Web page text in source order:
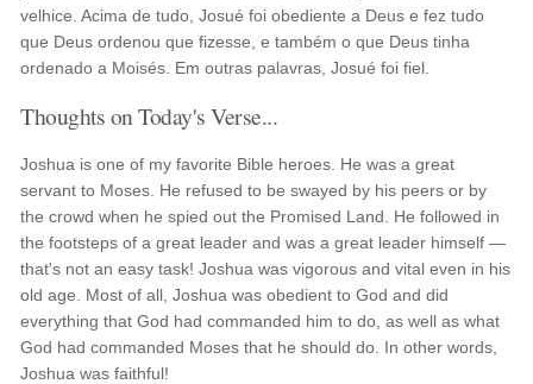
velhice. Acima de tudo, Josué foi obediente a Deus e fez tudo
que Deus ordenou que fizesse, e também o que Deus tinha
ordenado a Moisés. Em outras palavras, Josué foi fiel.
Thoughts on Today's Verse...
Joshua is one of my favorite Bible heroes. He was a great
servant to Moses. He refused to be swayed by his peers or by
the crowd when he spied out the Promised Land. He followed in
the footsteps of a great leader and was a great leader himself —
that's not an easy task! Joshua was vigorous and vital even in his
old age. Most of all, Joshua was obedient to God and did
everything that God had commanded him to do, as well as what
God had commanded Moses that he should do. In other words,
Joshua was faithful!